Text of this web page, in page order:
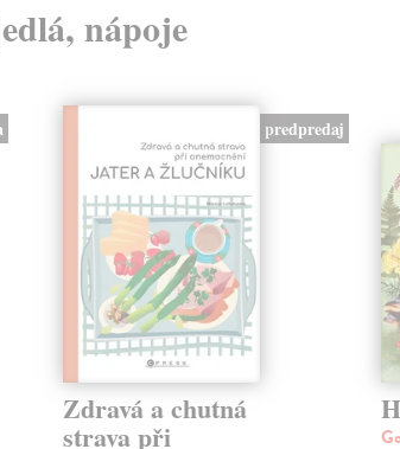
nápoje
predpredaj
Zdravá a chutná
strava při